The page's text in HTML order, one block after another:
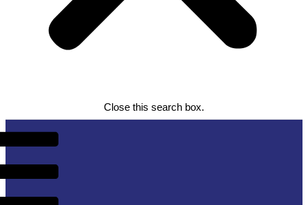
Close this search box.